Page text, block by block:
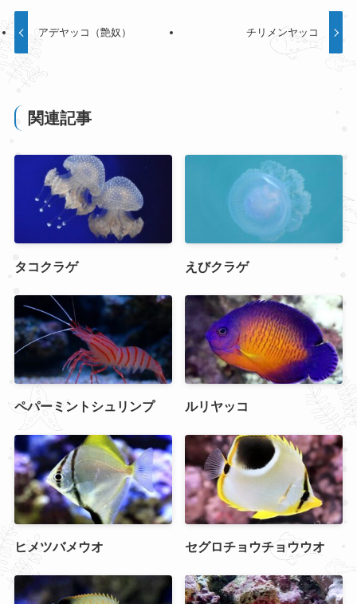
アデヤッコ（艶奴） チリメンヤッコ
関連記事
タコクラゲ えびクラゲ
ペパーミントシュリンプ ルリヤッコ
ヒメツバメウオ セグロチョウチョウウオ